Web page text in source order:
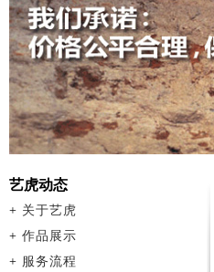
艺虎动态
+ 关于艺虎
+ 作品展示
+ 服务流程